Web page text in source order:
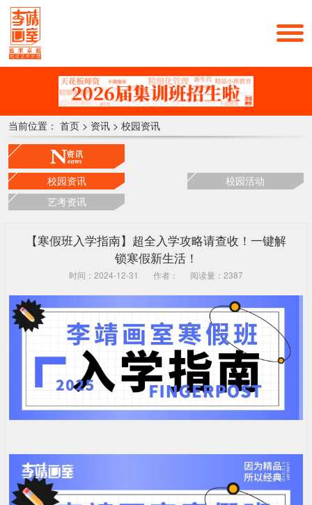
当前位置： 首页 > 资讯 > 校园资讯
校园资讯
校园活动
艺考资讯
【寒假班入学指南】超全入学攻略请查收！一键解
锁寒假新生活！
时间：2024-12-31 作者： 阅读量：2387